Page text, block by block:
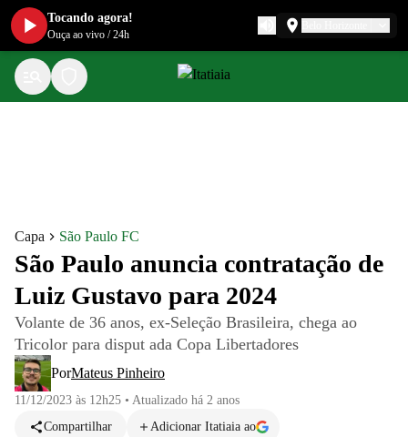
Capa São Paulo FC
São Paulo anuncia contratação de
Luiz Gustavo para 2024
Volante de 36 anos, ex-Seleção Brasileira, chega ao
Tricolor para disput ada Copa Libertadores
PorMateus Pinheiro
11/12/2023 às 12h25 • Atualizado há 2 anos
Compartilhar
Adicionar Itatiaia ao
Tocando agora!
Ouça ao vivo /24h